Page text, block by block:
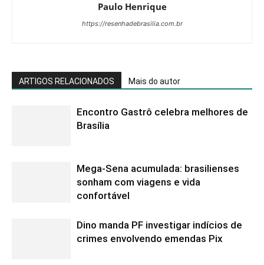
Paulo Henrique
https://resenhadebrasilia.com.br
ARTIGOS RELACIONADOS Mais do autor
Encontro Gastrô celebra melhores de
Brasília
Mega-Sena acumulada: brasilienses
sonham com viagens e vida
confortável
Dino manda PF investigar indícios de
crimes envolvendo emendas Pix